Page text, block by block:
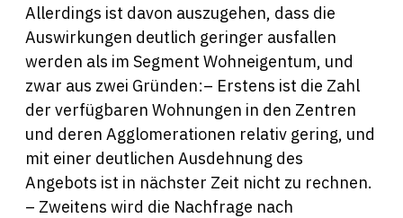
Allerdings ist davon auszugehen, dass die
Auswirkungen deutlich geringer ausfallen
werden als im Segment Wohneigentum, und
zwar aus zwei Gründen:– Erstens ist die Zahl
der verfügbaren Wohnungen in den Zentren
und deren Agglomerationen relativ gering, und
mit einer deutlichen Ausdehnung des
Angebots ist in nächster Zeit nicht zu rechnen.
– Zweitens wird die Nachfrage nach